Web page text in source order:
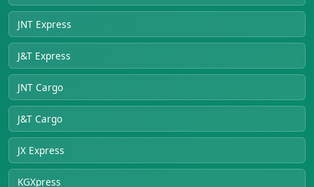
JNT Express
J&T Express
JNT Cargo
J&T Cargo
JX Express
KGXpress